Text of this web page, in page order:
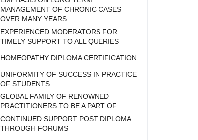
MANAGEMENT OF CHRONIC CASES
OVER MANY YEARS
EXPERIENCED MODERATORS FOR
TIMELY SUPPORT TO ALL QUERIES
HOMEOPATHY DIPLOMA CERTIFICATION
UNIFORMITY OF SUCCESS IN PRACTICE
OF STUDENTS
GLOBAL FAMILY OF RENOWNED
PRACTITIONERS TO BE A PART OF
CONTINUED SUPPORT POST DIPLOMA
THROUGH FORUMS